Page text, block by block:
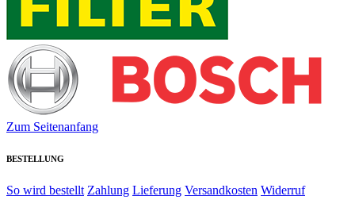
Zum Seitenanfang
BESTELLUNG
So wird bestellt Zahlung Lieferung Versandkosten Widerruf